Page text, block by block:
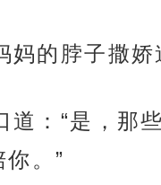
妈的脖子撒
道：“是，那
。”